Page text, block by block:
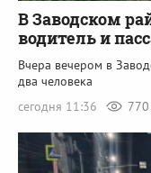
В Заводском
водитель и
Вчера вечером в
два человека
сегодня 11:36
770